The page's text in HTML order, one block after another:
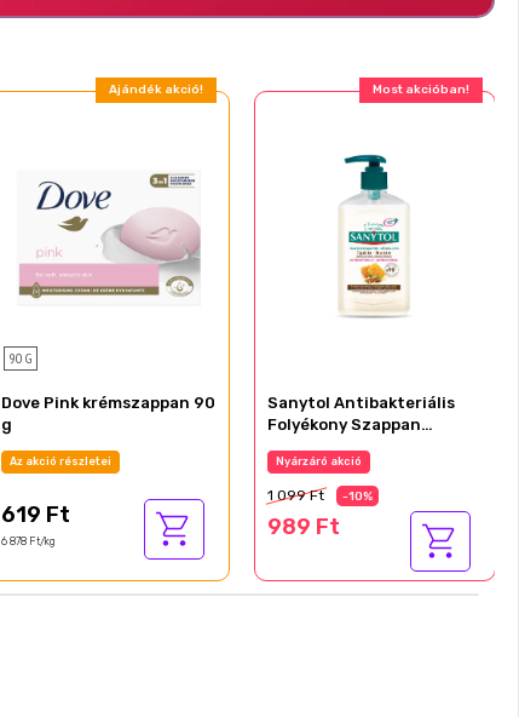
Ajándék akció!
90 G
Dove Pink krémszappan 90
g
Az akció részletei
619 Ft
6 878 Ft/kg
Most akcióban!
Sanytol Antibakteriális
Folyékony Szappan
Mandulatej és méhpempő
250ml
Nyárzáró akció
1 099 Ft -10%
989 Ft